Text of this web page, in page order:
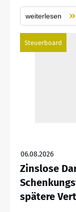
weiterlesen
Steuerboard
06.08.2026
Zinslose
spätere